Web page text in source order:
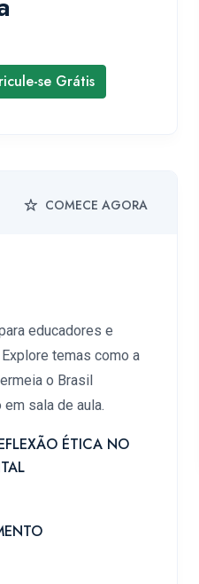
se Grátis
COMECE AGORA
educadores e
temas como a
o Brasil
sala de aula.
ÉTICA NO